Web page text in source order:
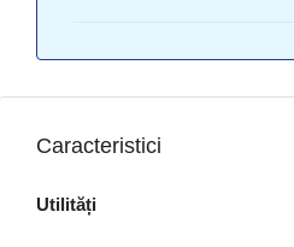
Caracteristici
Utilități